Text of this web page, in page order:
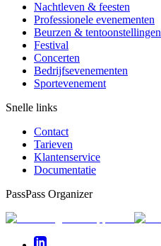
Nachtleven & feesten
Professionele evenementen
Beurzen & tentoonstellingen
Festival
Concerten
Bedrijfsevenementen
Sportevenement
Snelle links
Contact
Tarieven
Klantenservice
Documentatie
PassPass Organizer